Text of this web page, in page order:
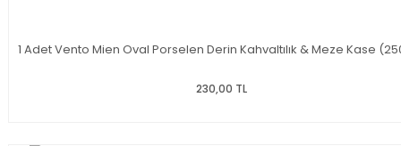
1 Adet Vento Mien Oval Porselen Derin Kahvaltılık & Meze Kase
230,00 TL